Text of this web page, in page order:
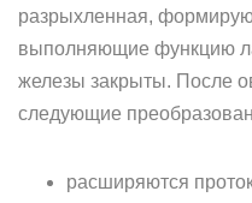
разрыхленная,
выполняющие функцию
железы закрыты. После
следующие
расширяются